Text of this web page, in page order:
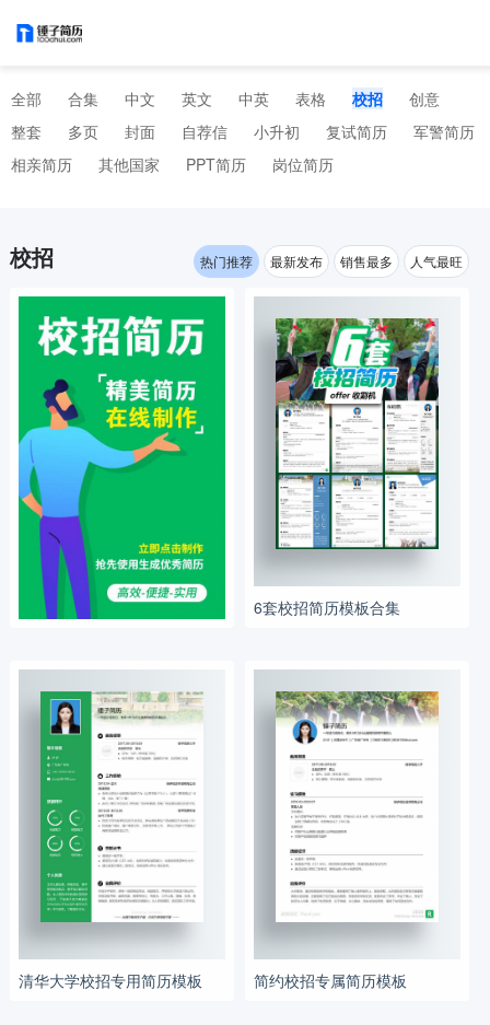
全部 合集 中文 英文 中英 表格 校招
创意
整套
多页 封面 自荐信 小升初 复试简历
军警简历
相亲简历
其他国家 PPT简历 岗位简历
校招 热门推荐 最新发布 销售最多 人气最旺
6套校招简历模板合集
清华大学校招专用简历模板 简约校招专属简历模板